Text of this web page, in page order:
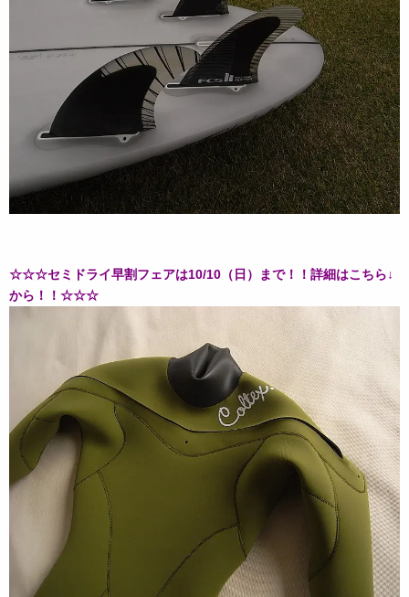
☆☆☆セミドライ早割フェアは10/10（日）まで！！詳細はこちら↓
から！！☆☆☆